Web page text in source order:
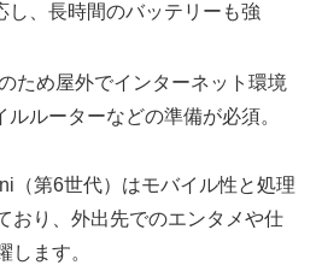
し、長時間のバッテリーも強
ため屋外でインターネット環境
ルーターなどの準備が必須。
（第6世代）はモバイル性と処理
おり、外出先でのエンタメや仕
します。